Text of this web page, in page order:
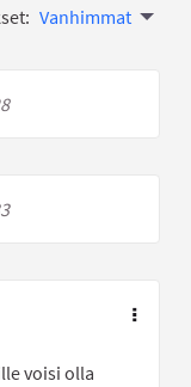
Vanhimmat
voisi olla